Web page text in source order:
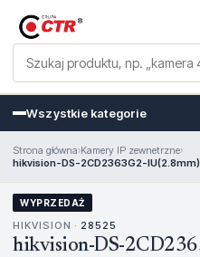
Wszystkie kategorie
Strona główna›Kamery IP zewnetrzne›
hikvision-DS-2CD2363G2-
WYPRZEDAŻ
HIKVISION · 28525
hikvision-DS-